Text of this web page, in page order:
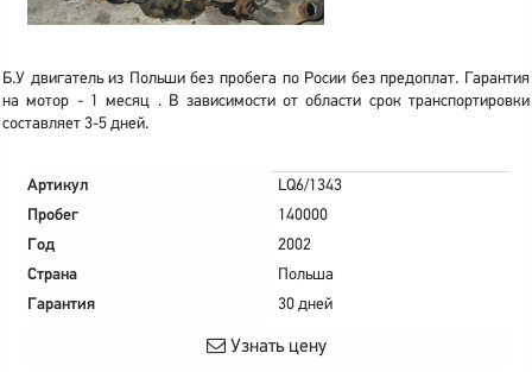
Б.У двигатель из Польши без пробега по Росии без предоплат. Гарантия
на мотор - 1 месяц . В зависимости от области срок транспортировки
составляет 3-5 дней.
Артикул
LQ6/1343
Пробег
140000
Год
2002
Страна
Польша
Гарантия
30 дней
Узнать цену